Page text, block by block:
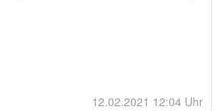
12.02.2021 12:04 Uhr